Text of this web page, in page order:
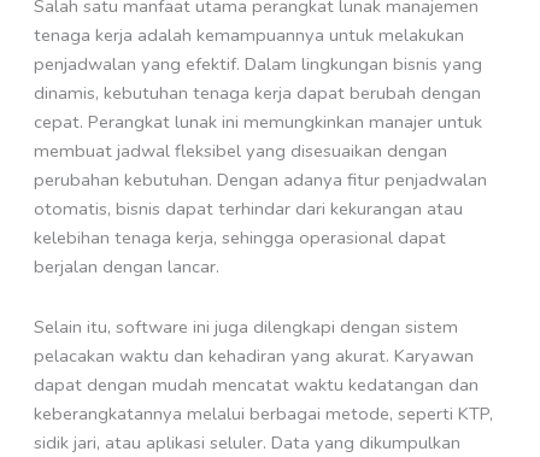
Salah satu manfaat utama perangkat lunak manajemen
tenaga kerja adalah kemampuannya untuk melakukan
penjadwalan yang efektif. Dalam lingkungan bisnis yang
dinamis, kebutuhan tenaga kerja dapat berubah dengan
cepat. Perangkat lunak ini memungkinkan manajer untuk
membuat jadwal fleksibel yang disesuaikan dengan
perubahan kebutuhan. Dengan adanya fitur penjadwalan
otomatis, bisnis dapat terhindar dari kekurangan atau
kelebihan tenaga kerja, sehingga operasional dapat
berjalan dengan lancar.
Selain itu, software ini juga dilengkapi dengan sistem
pelacakan waktu dan kehadiran yang akurat. Karyawan
dapat dengan mudah mencatat waktu kedatangan dan
keberangkatannya melalui berbagai metode, seperti KTP,
sidik jari, atau aplikasi seluler. Data yang dikumpulkan